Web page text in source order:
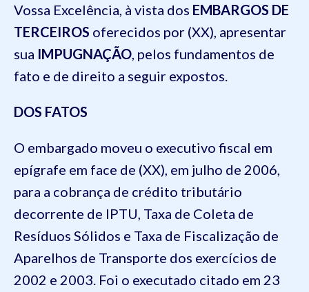
Vossa Excelência, à vista dos EMBARGOS DE
TERCEIROS oferecidos por (XX), apresentar
sua IMPUGNAÇÃO , pelos fundamentos de
fato e de direito a seguir expostos.
DOS FATOS
O embargado moveu o executivo fiscal em
epígrafe em face de (XX), em julho de 2006,
para a cobrança de crédito tributário
decorrente de IPTU, Taxa de Coleta de
Resíduos Sólidos e Taxa de Fiscalização de
Aparelhos de Transporte dos exercícios de
2002 e 2003. Foi o executado citado em 23